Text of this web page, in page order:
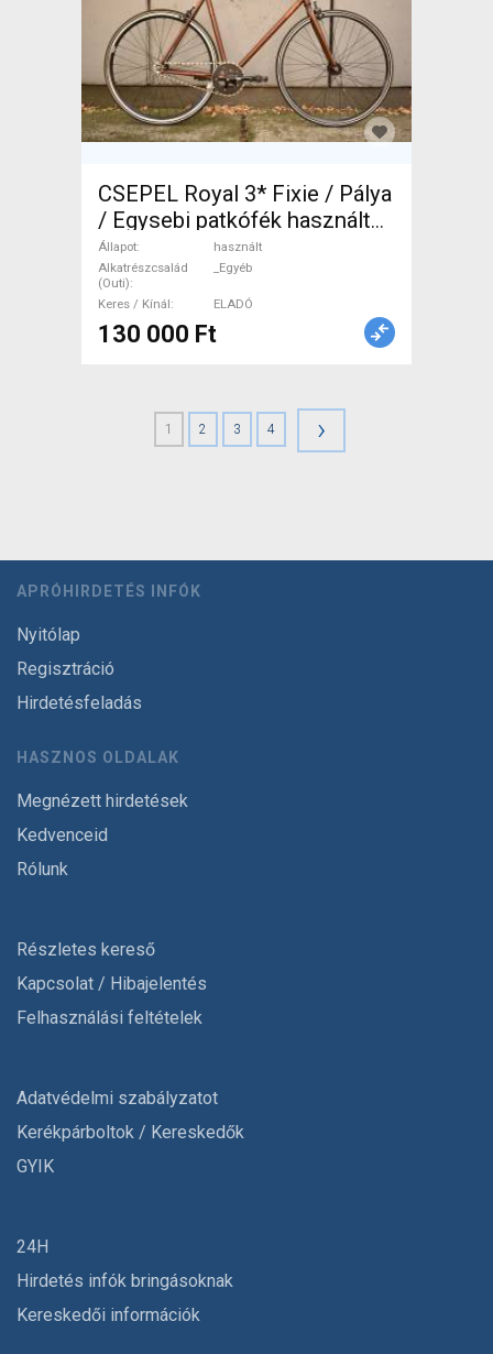
CSEPEL Royal 3* Fixie / Pálya
/ Egysebi patkófék használt
ELADÓ
Állapot
használt
Alkatrészcsalád
(Outi)
_Egyéb
Keres / Kínál ELADÓ
130 000 Ft
1 2 3 4 ›
APRÓHIRDETÉS INFÓK
Nyitólap
Regisztráció
Hirdetésfeladás
HASZNOS OLDALAK
Megnézett hirdetések
Kedvenceid
Rólunk
Részletes kereső
Kapcsolat / Hibajelentés
Felhasználási feltételek
Adatvédelmi szabályzatot
Kerékpárboltok / Kereskedők
GYIK
24H
Hirdetés infók bringásoknak
Kereskedői információk